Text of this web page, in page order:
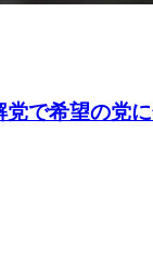
で希望の党